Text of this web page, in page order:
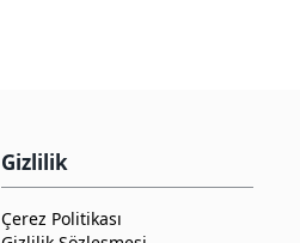
Gizlilik
Çerez Politikası